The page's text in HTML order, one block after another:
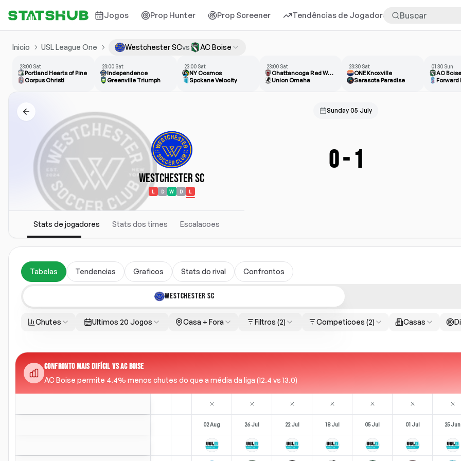
Jogos Prop Hunter Prop Screener Tendências de Jogadores Mais
Inicio USL League One Westchester SCvs AC Boise
23:00 Sat
Portland Hearts of Pine
Corpus Christi
23:00 Sat
Independence
Greenville Triumph
23:00 Sat
NY Cosmos
Spokane Velocity
23:00 Sat
Chattanooga Red Wolves
Union Omaha
23:30 Sat
ONE Knoxville
Sarasota Paradise
01:30 Sun
AC Boise
Forward
Sunday 05 July
Westchester SC
L D W D L
0- 1
Stats de jogadores Stats dos times Escalacoes
Tabelas Tendencias Graficos Stats do rival Confrontos
WESTCHESTER SC
Chutes Ultimos 20 Jogos Casa + Fora Filtros (2) Competicoes (2) Casas
CONFRONTO MAIS DIFÍCIL VS AC BOISE
AC Boise permite 4.4% menos chutes do que a média da liga (12.4 vs 13.0)
02 Aug 26 Jul 22 Jul 18 Jul 05 Jul 01 Jul 25 Jun